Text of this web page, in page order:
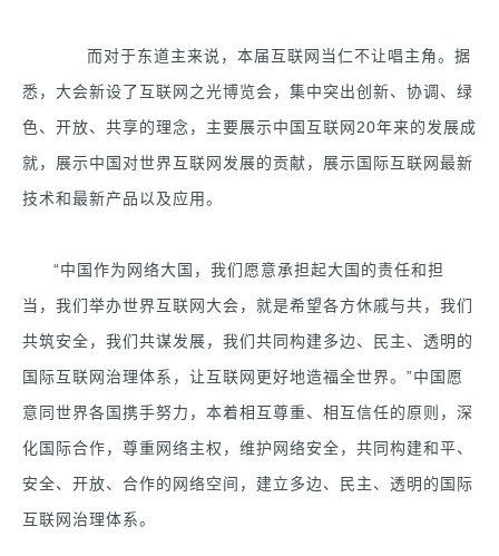
而对于东道主来说，本届互联网当仁不让唱主角。据
悉，大会新设了互联网之光博览会，集中突出创新、协调、绿
色、开放、共享的理念，主要展示中国互联网20年来的发展成
就，展示中国对世界互联网发展的贡献，展示国际互联网最新
技术和最新产品以及应用。
“中国作为网络大国，我们愿意承担起大国的责任和担
当，我们举办世界互联网大会，就是希望各方休戚与共，我们
共筑安全，我们共谋发展，我们共同构建多边、民主、透明的
国际互联网治理体系，让互联网更好地造福全世界。”中国愿
意同世界各国携手努力，本着相互尊重、相互信任的原则，深
化国际合作，尊重网络主权，维护网络安全，共同构建和平、
安全、开放、合作的网络空间，建立多边、民主、透明的国际
互联网治理体系。